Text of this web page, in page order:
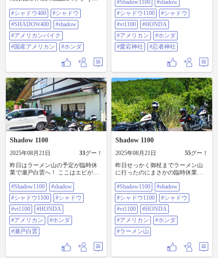
#シャドウ400
#シャドウ
#SHADOW400
#shadow
#アメリカンバイク
#国産アメリカン
#ホンダ
ぎや餅店に行ったらまたもや臨時
休業… 店前で呆然としてると向こ
うに赤い鳥居が見えたのでせっか
くなので行ってみたら、愛宕神社
の中に忍者神社なるものを発見！
鳥居の手前には小さなお不動様も
あって何か懐かしい感じの空間が
広がる神社でした！ #shadow1100
#shadow #シャドウ1100 #シャドウ
#VT1100 #HONDA #アメリカン #ホ
#Shadow1100
#shadow
#シャドウ1100
#シャドウ
#vt1100
#HONDA
#アメリカン
#ホンダ
#愛宕神社
#忍者神社
Shadow 1100
2025年08月21日 33グー！
昨日はラーメン山の予定が臨時休
業で瀬戸白雲へ！ ここはエビがで
天丼頼んだらエビが大きくてプリ
プリして美味しかった！ …でも丼
のタレでその後喉が渇いて渇いて
💦 #shadow1100 #shadow #シャドウ
1100 #シャドウ #VT1100 #HONDA
#アメリカン #ホンダ #瀬戸白雲
#Shadow1100
#shadow
#シャドウ1100
#シャドウ
#vt1100
#HONDA
#アメリカン
#ホンダ
#瀬戸白雲
Shadow 1100
2025年08月21日 55グー！
昨日せっかく御杖までラーメン山
に行ったのにまさかの臨時休業…
#shadow #シャドウ1100 #シャドウ
#VT1100 #HONDA #アメリカン #ホ
ンダ #ラーメン山
#Shadow1100
#shadow
#シャドウ1100
#シャドウ
#vt1100
#HONDA
#アメリカン
#ホンダ
#ラーメン山